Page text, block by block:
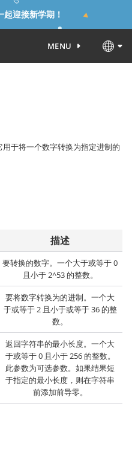
迎接新学期！
MENU
用于将一个数字转换为指定进制的
描述
要转换的数字。一个大于或等于 0
且小于 2^53 的整数。
要将数字转换为的进制。一个大
于或等于 2 且小于或等于 36 的整
数。
返回字符串的最小长度。一个大
于或等于 0 且小于 256 的整数。
此参数为可选参数。如果结果短
于指定的最小长度，则在字符串
前添加前导零。